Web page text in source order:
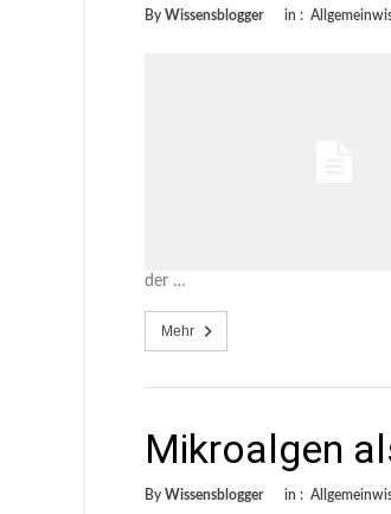
By Wissensblogger in :
der …
Mehr
Mikroalgen
By Wissensblogger in :